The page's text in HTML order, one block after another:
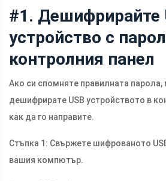
#1. Дешифрирайте
устройство с
контролния панел
Ако си спомняте правилната
дешифрирате USB устройството в
как да го направите.
Стъпка 1: Свържете шифрованото
вашия компютър.